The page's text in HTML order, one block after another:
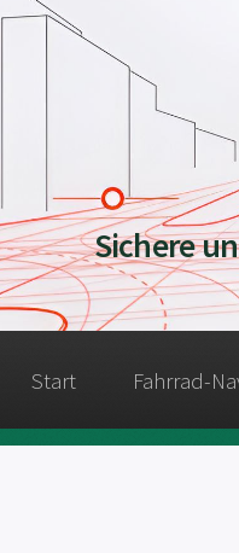
Sichere
Start Fahrrad-